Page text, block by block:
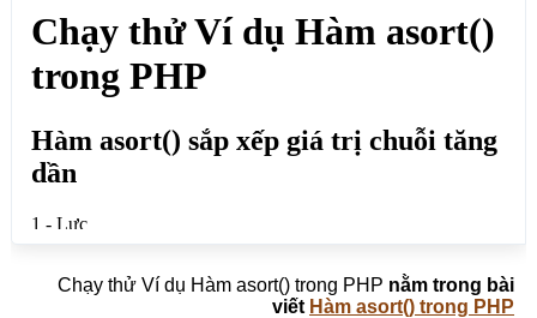
?>
</body>
</html>
Chạy thử Ví dụ Hàm asort() trong PHP nằm trong bài
viết Hàm asort() trong PHP